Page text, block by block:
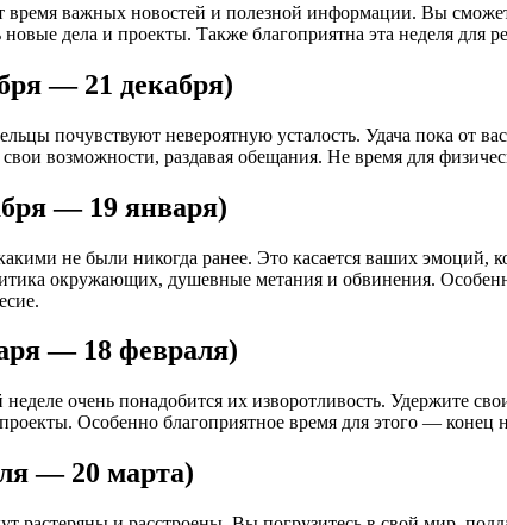
время важных новостей и полезной информации. Вы
дела и проекты. Также благоприятна эта неделя для
— 21 декабря)
почувствуют невероятную усталость. Удача пока от
свои возможности, раздавая обещания. Не время для
— 19 января)
не были никогда ранее. Это касается ваших
окружающих, душевные метания и обвинения.
— 18 февраля)
очень понадобится их изворотливость. Удержите
Особенно благоприятное время для этого — конец
— 20 марта)